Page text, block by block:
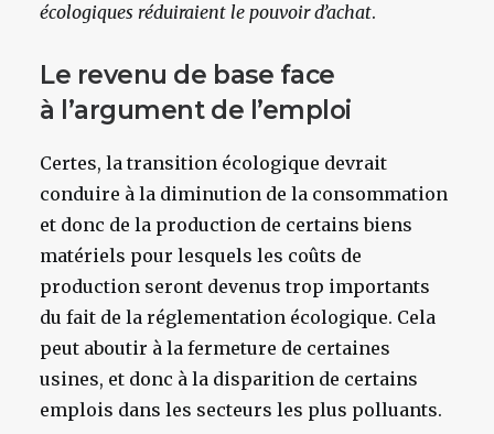
écologiques réduiraient le pouvoir d’achat.
Le revenu de base face
à l’argument de l’emploi
Certes, la transition écologique devrait
conduire à la diminution de la consommation
et donc de la production de certains biens
matériels pour lesquels les coûts de
production seront devenus trop importants
du fait de la réglementation écologique. Cela
peut aboutir à la fermeture de certaines
usines, et donc à la disparition de certains
emplois dans les secteurs les plus polluants.